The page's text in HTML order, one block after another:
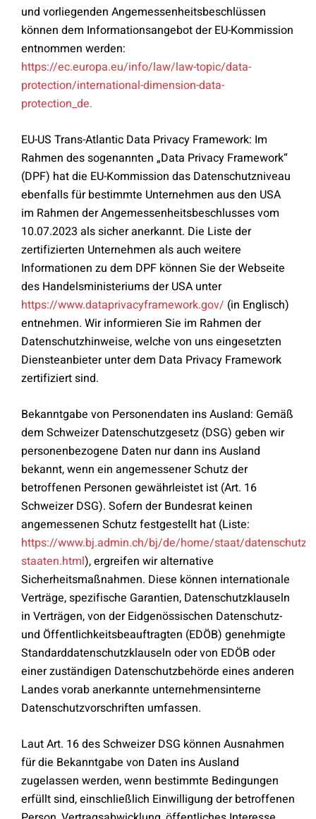
und vorliegenden Angemessenheitsbeschlüssen
können dem Informationsangebot der EU-Kommission
entnommen werden:
https://ec.europa.eu/info/law/law-topic/data-
protection/international-dimension-data-
protection_de.
EU-US Trans-Atlantic Data Privacy Framework: Im
Rahmen des sogenannten „Data Privacy Framework“
(DPF) hat die EU-Kommission das Datenschutzniveau
ebenfalls für bestimmte Unternehmen aus den USA
im Rahmen der Angemessenheitsbeschlusses vom
10.07.2023 als sicher anerkannt. Die Liste der
zertifizierten Unternehmen als auch weitere
Informationen zu dem DPF können Sie der Webseite
des Handelsministeriums der USA unter
https://www.dataprivacyframework.gov/ (in Englisch)
entnehmen. Wir informieren Sie im Rahmen der
Datenschutzhinweise, welche von uns eingesetzten
Diensteanbieter unter dem Data Privacy Framework
zertifiziert sind.
Bekanntgabe von Personendaten ins Ausland: Gemäß
dem Schweizer Datenschutzgesetz (DSG) geben wir
personenbezogene Daten nur dann ins Ausland
bekannt, wenn ein angemessener Schutz der
betroffenen Personen gewährleistet ist (Art. 16
Schweizer DSG). Sofern der Bundesrat keinen
angemessenen Schutz festgestellt hat (Liste:
https://www.bj.admin.ch/bj/de/home/staat/datenschutz/
staaten.html), ergreifen wir alternative
Sicherheitsmaßnahmen. Diese können internationale
Verträge, spezifische Garantien, Datenschutzklauseln
in Verträgen, von der Eidgenössischen Datenschutz-
und Öffentlichkeitsbeauftragten (EDÖB) genehmigte
Standarddatenschutzklauseln oder von EDÖB oder
einer zuständigen Datenschutzbehörde eines anderen
Landes vorab anerkannte unternehmensinterne
Datenschutzvorschriften umfassen.
Laut Art. 16 des Schweizer DSG können Ausnahmen
für die Bekanntgabe von Daten ins Ausland
zugelassen werden, wenn bestimmte Bedingungen
erfüllt sind, einschließlich Einwilligung der betroffenen